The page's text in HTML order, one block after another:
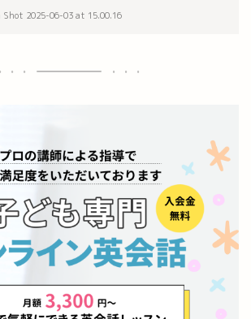
Shot 2025-06-03 at 15.00.16